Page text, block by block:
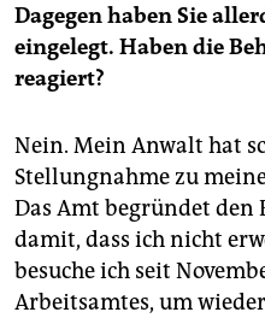
Dagegen haben Sie
eingelegt. Haben die
reagiert?
Nein. Mein Anwalt hat
Stellungnahme zu
Das Amt begründet den
damit, dass ich nicht
besuche ich seit
Arbeitsamtes, um